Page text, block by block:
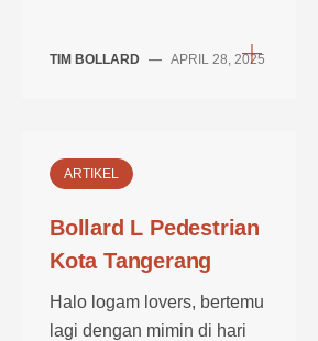
TIM BOLLARD — APRIL 28, 2025
ARTIKEL
Bollard L Pedestrian
Kota Tangerang
Halo logam lovers, bertemu
lagi dengan mimin di hari